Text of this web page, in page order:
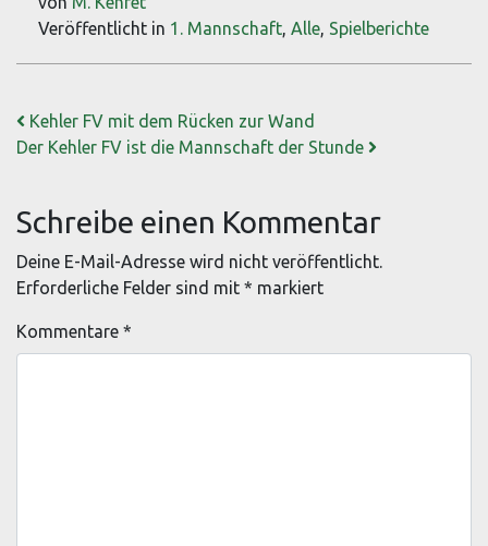
Veröffentlicht in 1. Mannschaft, Alle, Spielberichte
Beitrags-Navigation
Kehler FV mit dem Rücken zur Wand
Der Kehler FV ist die Mannschaft der Stunde
Schreibe einen Kommentar
Deine E-Mail-Adresse wird nicht veröffentlicht.
Erforderliche Felder sind mit * markiert
Kommentare *